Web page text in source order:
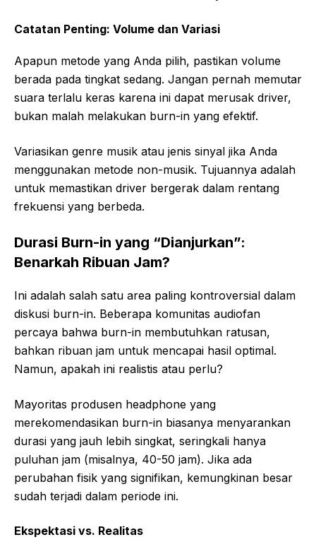
Catatan Penting: Volume dan Variasi
Apapun metode yang Anda pilih, pastikan volume
berada pada tingkat sedang. Jangan pernah memutar
suara terlalu keras karena ini dapat merusak driver,
bukan malah melakukan burn-in yang efektif.
Variasikan genre musik atau jenis sinyal jika Anda
menggunakan metode non-musik. Tujuannya adalah
untuk memastikan driver bergerak dalam rentang
frekuensi yang berbeda.
Durasi Burn-in yang “Dianjurkan”:
Benarkah Ribuan Jam?
Ini adalah salah satu area paling kontroversial dalam
diskusi burn-in. Beberapa komunitas audiofan
percaya bahwa burn-in membutuhkan ratusan,
bahkan ribuan jam untuk mencapai hasil optimal.
Namun, apakah ini realistis atau perlu?
Mayoritas produsen headphone yang
merekomendasikan burn-in biasanya menyarankan
durasi yang jauh lebih singkat, seringkali hanya
puluhan jam (misalnya, 40-50 jam). Jika ada
perubahan fisik yang signifikan, kemungkinan besar
sudah terjadi dalam periode ini.
Ekspektasi vs. Realitas